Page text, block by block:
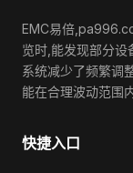
EMC易倍
览时,能发现部分设
系统减少了频繁调
能在合理波动范围
快捷入口